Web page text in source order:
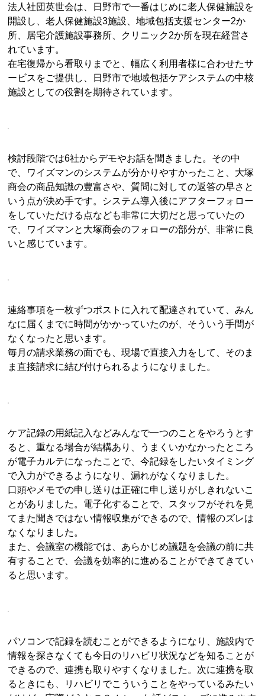
法人社団英世会は、日野市で一番はじめに老人保健施設を
開設し、老人保健施設3施設、地域包括支援センター2か
所、居宅介護施設事務所、クリニック2か所を現在経営さ
れています。
在宅復帰から看取りまでと、幅広く利用者様に合わせたサ
ービスをご提供し、日野市で地域包括ケアシステムの中核
施設としての役割を期待されています。
検討段階では6社からデモやお話を聞きました。その中
で、ワイズマンのシステムが分かりやすかったこと、大塚
商会の商品知識の豊富さや、質問に対しての返答の早さと
いう点が決め手です。システム導入後にアフターフォロー
をしていただける点なども非常に大切だと思っていたの
で、ワイズマンと大塚商会のフォローの部分が、非常に良
いと感じています。
連絡事項を一枚ずつポストに入れて配達されていて、みん
なに届くまでに時間がかかっていたのが、そういう手間が
なくなったと思います。
毎月の請求業務の面でも、現場で直接入力をして、そのま
ま直接請求に結び付けられるようになりました。
ケア記録の用紙記入などみんなで一つのことをやろうとす
ると、重なる場合が結構あり、うまくいかなかったところ
が電子カルテになったことで、今記録をしたいタイミング
で入力ができるようになり、漏れがなくなりました。
口頭やメモでの申し送りは正確に申し送りがしきれないこ
とがありました。電子化することで、スタッフがそれを見
てまた聞きではない情報収集ができるので、情報のズレは
なくなりました。
また、会議室の機能では、あらかじめ議題を会議の前に共
有することで、会議を効率的に進めることができてきてい
ると思います。
パソコンで記録を読むことができるようになり、施設内で
情報を探さなくても今日のリハビリ状況などを知ることが
できるので、連携も取りやすくなりました。次に連携を取
るときにも、リハビリでこういうことをやっているみたい